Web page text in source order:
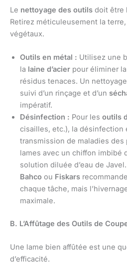
Le nettoyage des outils doit être
Retirez méticuleusement la
végétaux.
Outils en métal : Utilisez une
la laine d’acier pour éliminer
résidus tenaces. Un
suivi d’un rinçage et d’un
impératif.
Désinfection : Pour les outils
cisailles, etc.), la désinfection
transmission de maladies des
lames avec un chiffon imbibé
solution diluée d’eau de
Bahco ou Fiskars
chaque tâche, mais
maximale.
B. L’Affûtage des Outils de
Une lame bien affûtée est une
d’efficacité.